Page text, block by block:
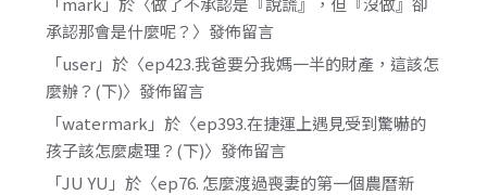
承認那會是什麼呢？ 〉發佈留言
「user」於〈ep423.我爸要分我媽一半的財產，這該怎
麼辦？(下)〉發佈留言
「watermark 」於〈ep393.在捷運上遇見受到驚嚇的
孩子該怎麼處理？(下)〉發佈留言
「JU YU 」於〈ep76. 怎麼渡過喪妻的第一個農曆新